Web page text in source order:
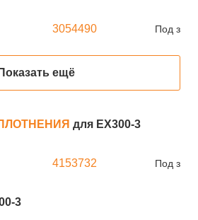
3054490 Под
Показать ещё
для EX300-3
4153732 Под
3